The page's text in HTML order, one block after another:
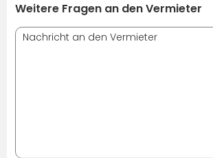
Weitere Fragen an den Vermieter